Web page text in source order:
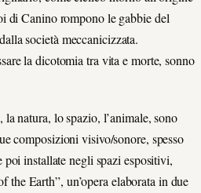
di Canino rompono le gabbie del
società meccanicizzata.
la dicotomia tra vita e morte, sonno
natura, lo spazio, l’animale, sono
composizioni visivo/sonore, spesso
installate negli spazi espositivi,
the Earth”, un’opera elaborata in due